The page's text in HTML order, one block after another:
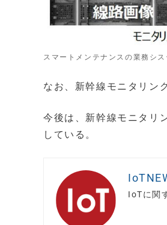
スマートメンテナンスの業務シ
なお、新幹線モニタリン
今後は、新幹線モニタリ
している。
IoTに関